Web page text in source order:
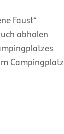
Faust“
abholen
Campingplatz